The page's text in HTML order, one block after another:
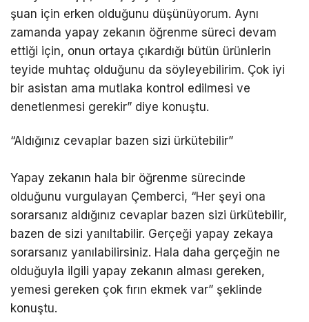
şuan için erken olduğunu düşünüyorum. Aynı
zamanda yapay zekanın öğrenme süreci devam
ettiği için, onun ortaya çıkardığı bütün ürünlerin
teyide muhtaç olduğunu da söyleyebilirim. Çok iyi
bir asistan ama mutlaka kontrol edilmesi ve
denetlenmesi gerekir” diye konuştu.
“Aldığınız cevaplar bazen sizi ürkütebilir”
Yapay zekanın hala bir öğrenme sürecinde
olduğunu vurgulayan Çemberci, “Her şeyi ona
sorarsanız aldığınız cevaplar bazen sizi ürkütebilir,
bazen de sizi yanıltabilir. Gerçeği yapay zekaya
sorarsanız yanılabilirsiniz. Hala daha gerçeğin ne
olduğuyla ilgili yapay zekanın alması gereken,
yemesi gereken çok fırın ekmek var” şeklinde
konuştu.